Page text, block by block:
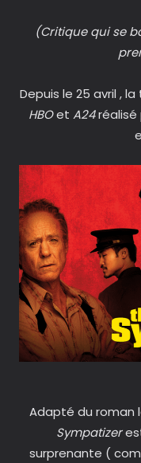
(Critique qui se
Depuis le 25 avril ,
HBOet A24réalisé
Adapté du roman
Sympatizer
surprenante (